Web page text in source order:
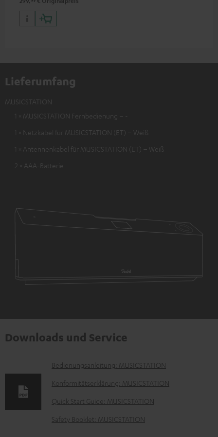
Lieferumfang
MUSICSTATION
1 × MUSICSTATION Fernbedienung – -
1 × Netzkabel für MUSICSTATION (ET) – Weiß
1 × Antennenkabel für MUSICSTATION (ET) – Weiß
2 × AAA-Batterie
Downloads und Service
D
o
m
Bedienungsanleitung: MUSICSTATION
Konformitätserklärung: MUSICSTATION
Quick Start Guide: MUSICSTATION
Safety Booklet: MUSICSTATION